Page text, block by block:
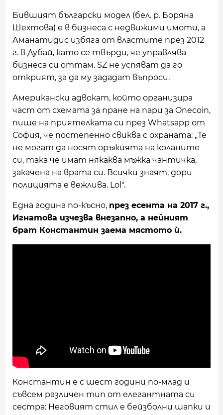
Бившият български модел (бел. р. Боряна
Шехтова) е в бизнеса с недвижими имоти, а
Аманатидис избяга от властите през 2012
г. в Дубай, като се твърди, че управлява
бизнеса си оттам. SZ не успяват да го
открият, за да му зададат въпроси.
Американски адвокат, който организира
част от схемата за пране на пари за Onecoin,
пише на приятелката си през Whatsapp от
София, че постепенно свиква с охраната: „Те
не могат да носят оръжията на коланите
си, така че имат някаква мъжка чантичка,
закачена на врата си. Всички знаят, дори
полицията е вежлива. Lol".
Eдна година по-късно, през есента на 2017 г.,
Игнатова изчезва внезапно, a нейният
брат Константин заема мястото ѝ.
Константин е с шест години по-млад и
съвсем различен тип от елегантната си
сестра: Неговият стил е бейзболни шапки и